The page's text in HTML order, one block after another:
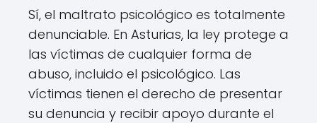
Sí, el maltrato psicológico es totalmente
denunciable. En Asturias, la ley protege a
las víctimas de cualquier forma de
abuso, incluido el psicológico. Las
víctimas tienen el derecho de presentar
su denuncia y recibir apoyo durante el